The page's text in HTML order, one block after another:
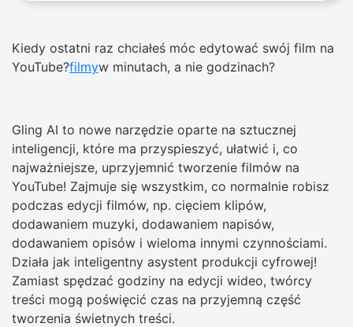
Kiedy ostatni raz chciałeś móc edytować swój film na
YouTube?filmyw minutach, a nie godzinach?
Gling AI to nowe narzędzie oparte na sztucznej
inteligencji, które ma przyspieszyć, ułatwić i, co
najważniejsze, uprzyjemnić tworzenie filmów na
YouTube! Zajmuje się wszystkim, co normalnie robisz
podczas edycji filmów, np. cięciem klipów,
dodawaniem muzyki, dodawaniem napisów,
dodawaniem opisów i wieloma innymi czynnościami.
Działa jak inteligentny asystent produkcji cyfrowej!
Zamiast spędzać godziny na edycji wideo, twórcy
treści mogą poświęcić czas na przyjemną część
tworzenia świetnych treści.